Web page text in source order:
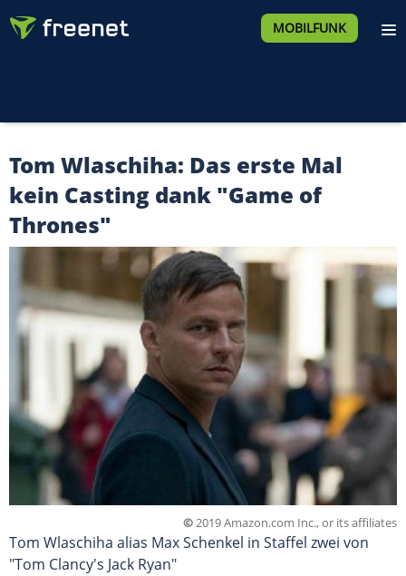
MOBILFUNK
Tom Wlaschiha: Das erste Mal
kein Casting dank "Game of
Thrones"
©2019 Amazon.com Inc., or its affiliates
Tom Wlaschiha alias Max Schenkel in Staffel zwei von
"Tom Clancy's Jack Ryan"